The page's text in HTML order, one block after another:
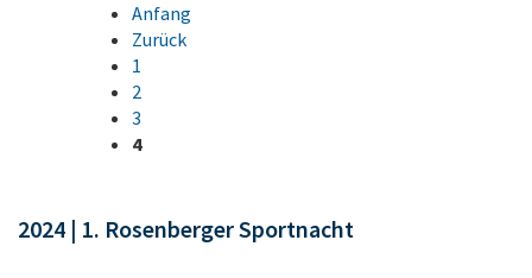
Anfang
Zurück
1
2
3
4
2024 | 1. Rosenberger Sportnacht